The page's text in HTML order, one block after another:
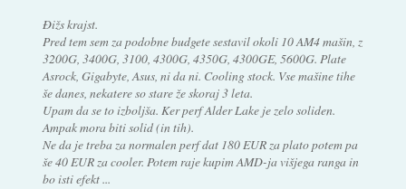
Đižs krajst.
Pred tem sem za podobne budgete sestavil okoli 10 AM4 mašin, z
3200G, 3400G, 3100, 4300G, 4350G, 4300GE, 5600G. Plate
Asrock, Gigabyte, Asus, ni da ni. Cooling stock. Vse mašine tihe
še danes, nekatere so stare že skoraj 3 leta.
Upam da se to izboljša. Ker perf Alder Lake je zelo soliden.
Ampak mora biti solid (in tih).
Ne da je treba za normalen perf dat 180 EUR za plato potem pa
še 40 EUR za cooler. Potem raje kupim AMD-ja višjega ranga in
bo isti efekt ...